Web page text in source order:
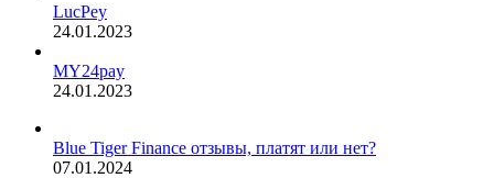
LucPey
24.01.2023
MY24pay
24.01.2023
Blue Tiger Finance отзывы, платят или нет?
07.01.2024